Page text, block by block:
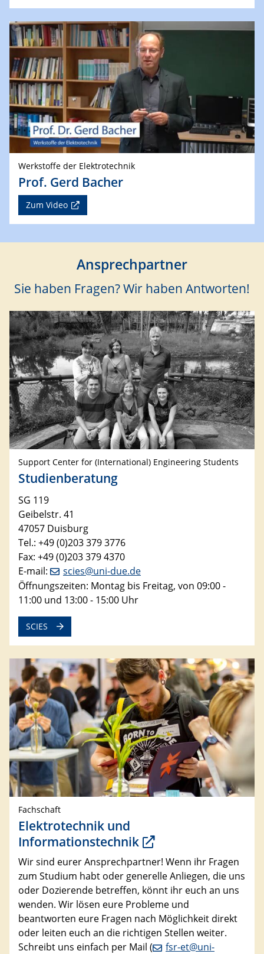
Werkstoffe der Elektrotechnik
Prof. Gerd Bacher
Zum Video
Ansprechpartner
Sie haben Fragen? Wir haben Antworten!
Support Center for (International) Engineering Students
Studienberatung
SG 119
Geibelstr. 41
47057 Duisburg
Tel.: +49 (0)203 379 3776
Fax: +49 (0)203 379 4370
E-mail:
scies@uni-due.de
Öffnungszeiten: Montag bis Freitag, von 09:00 -
11:00 und 13:00 - 15:00 Uhr
SCIES
Fachschaft
Elektrotechnik und
Informationstechnik
Wir sind eurer Ansprechpartner! Wenn ihr Fragen
zum Studium habt oder generelle Anliegen, die uns
oder Dozierende betreffen, könnt ihr euch an uns
wenden. Wir lösen eure Probleme und
beantworten eure Fragen nach Möglichkeit direkt
oder leiten euch an die richtigen Stellen weiter.
Schreibt uns einfach per Mail (
fsr-et@uni-